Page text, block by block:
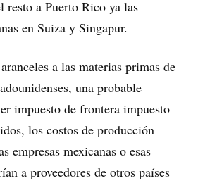
a Puerto Rico ya las
en Suiza y Singapur.
a las materias primas de
una probable
impuesto de frontera impuesto
los costos de producción
empresas mexicanas o esas
a proveedores de otros países